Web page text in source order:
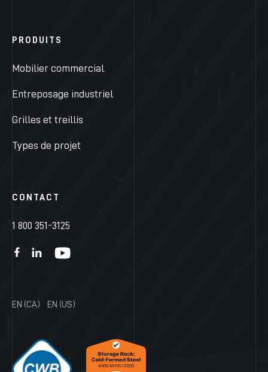
PRODUITS
Mobilier commercial
Entreposage industriel
Grilles et treillis
Types de projet
CONTACT
1 800 351-3125
EN (CA) EN (US)